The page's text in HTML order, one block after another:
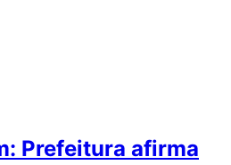
Prefeitura afirma